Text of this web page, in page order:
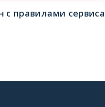
с правилами сервиса